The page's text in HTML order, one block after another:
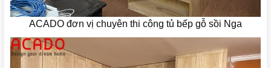
ACADO đơn vị chuyên thi công tủ bếp gỗ sồi Nga